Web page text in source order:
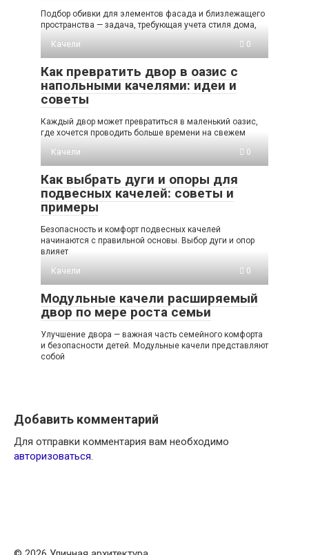
Подбор обивки для элементов фасада и близлежащего
пространства — задача, требующая учета стиля дома,
Качели
0
Как превратить двор в оазис с
напольными качелями: идеи и
советы
Каждый двор может превратиться в маленький оазис,
где хочется проводить больше времени на свежем
Качели
0
Как выбрать дуги и опоры для
подвесных качелей: советы и
примеры
Безопасность и комфорт подвесных качелей
начинаются с правильной основы. Выбор дуги и опор
влияет
Качели
0
Модульные качели расширяемый
двор по мере роста семьи
Улучшение двора — важная часть семейного комфорта
и безопасности детей. Модульные качели представляют
собой
Добавить комментарий
Для отправки комментария вам необходимо
авторизоваться.